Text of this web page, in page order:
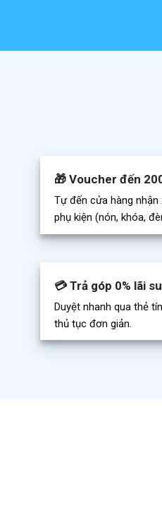
🎁 Voucher đến
Tự đến cửa hàng
phụ kiện (nón, khóa,
💳 Trả góp 0% lãi
Duyệt nhanh qua thẻ
thủ tục đơn giản.